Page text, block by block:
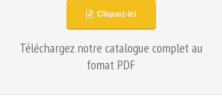
Cliquez-ici
Téléchargez notre catalogue complet au
fomat PDF